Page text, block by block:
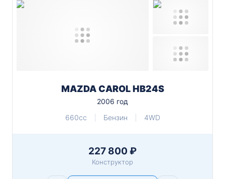
MAZDA CAROL HB24S
2006 год
660cc
Бензин 4WD
227 800 ₽
Конструктор